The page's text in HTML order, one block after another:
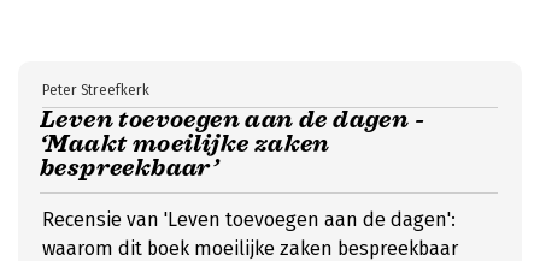
Leven toevoegen aan de dagen -
‘Maakt moeilijke zaken
bespreekbaar’
Peter Streefkerk
Recensie van 'Leven toevoegen aan de dagen':
waarom dit boek moeilijke zaken bespreekbaar